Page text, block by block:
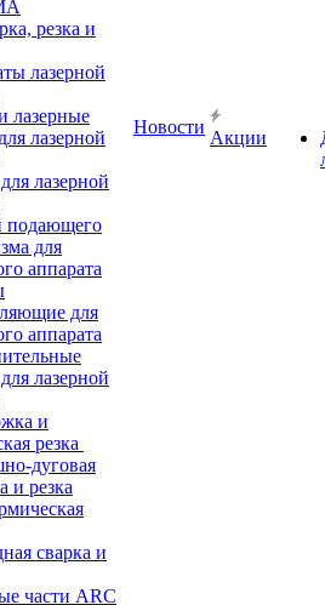
резка и
лазерной
лазерные
лазерной
лазерной
подающего
для
аппарата
для
аппарата
лазерной
и
резка
дуговая
и резка
сварка и
части ARC
Новости
Акции